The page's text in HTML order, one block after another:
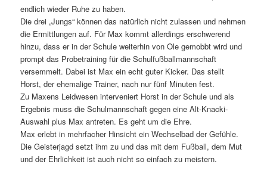
endlich wieder Ruhe zu haben.
Die drei „Jungs“ können das natürlich nicht zulassen und nehmen
die Ermittlungen auf. Für Max kommt allerdings erschwerend
hinzu, dass er in der Schule weiterhin von Ole gemobbt wird und
prompt das Probetraining für die Schulfußballmannschaft
versemmelt. Dabei ist Max ein echt guter Kicker. Das stellt
Horst, der ehemalige Trainer, nach nur fünf Minuten fest.
Zu Maxens Leidwesen interveniert Horst in der Schule und als
Ergebnis muss die Schulmannschaft gegen eine Alt-Knacki-
Auswahl plus Max antreten. Es geht um die Ehre.
Max erlebt in mehrfacher Hinsicht ein Wechselbad der Gefühle.
Die Geisterjagd setzt ihm zu und das mit dem Fußball, dem Mut
und der Ehrlichkeit ist auch nicht so einfach zu meistern.